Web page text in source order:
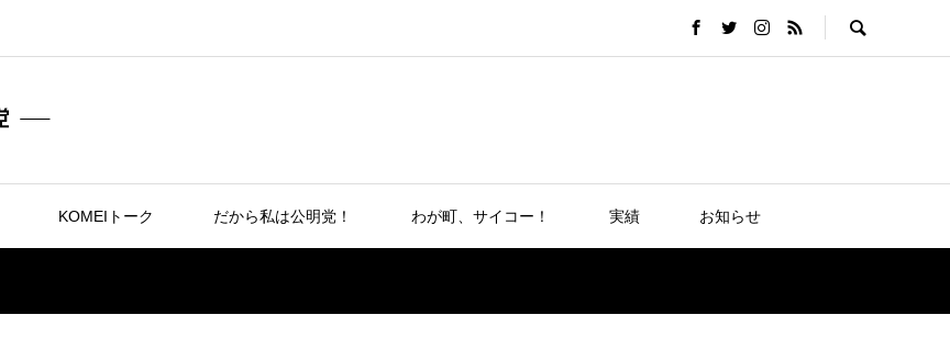
KOMEIトーク だから私は公明党！ わが町、サイコー！ 実績 お知らせ